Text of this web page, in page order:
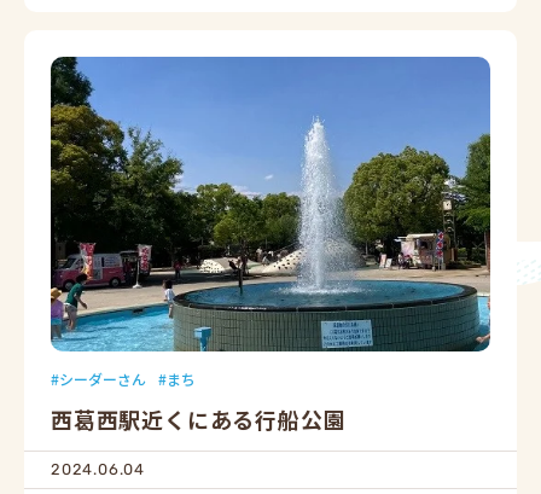
シーダーさん まち
西葛西駅近くにある行船公園
2024.06.04